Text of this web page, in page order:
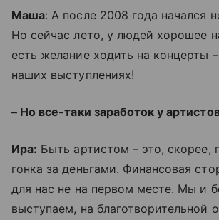
Маша: А после 2008 года начался
Но сейчас лето, у людей хорошее
есть желание ходить на концерты
наших выступлениях!
– Но все-таки заработок у
Ира: Быть артистом – это, скорее,
гонка за деньгами. Финансовая
для нас не на первом месте. Мы и
выступаем, на благотворительной